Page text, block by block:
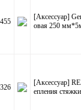
[Аксессуар]
овая 250
[Аксессуар]
епления